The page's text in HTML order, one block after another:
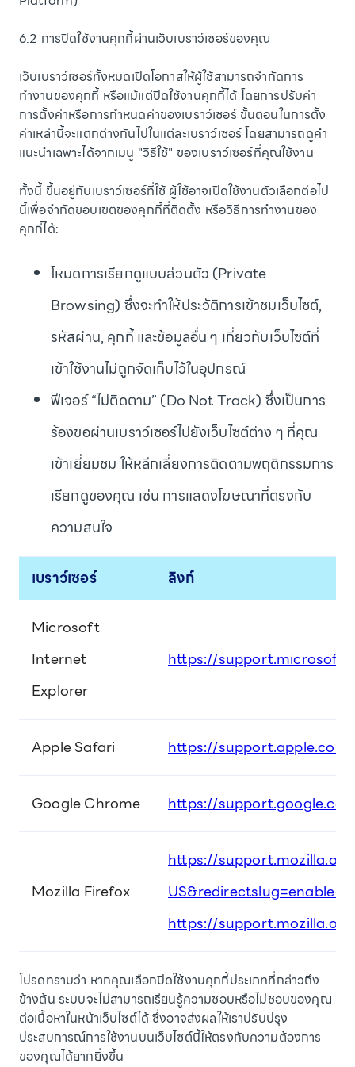
6.2 การปิดใช้งานคุกกี้ผ่านเว็บเบราว์เซอร์ของคุณ
เว็บเบราว์เซอร์ทั้งหมดเปิดโอกาสให้ผู้ใช้สามารถจำกัดการ
ทำงานของคุกกี้ หรือแม้แต่ปิดใช้งานคุกกี้ได้ โดยการปรับค่า
การตั้งค่าหรือการกำหนดค่าของเบราว์เซอร์ ขั้นตอนในการตั้ง
ค่าเหล่านี้จะแตกต่างกันไปในแต่ละเบราว์เซอร์ โดยสามารถดูคำ
แนะนำเฉพาะได้จากเมนู "วิธีใช้" ของเบราว์เซอร์ที่คุณใช้งาน
ทั้งนี้ ขึ้นอยู่กับเบราว์เซอร์ที่ใช้ ผู้ใช้อาจเปิดใช้งานตัวเลือกต่อไป
นี้เพื่อจำกัดขอบเขตของคุกกี้ที่ติดตั้ง หรือวิธีการทำงานของ
คุกกี้ได้:
โหมดการเรียกดูแบบส่วนตัว (Private
Browsing) ซึ่งจะทำให้ประวัติการเข้าชมเว็บไซต์,
รหัสผ่าน, คุกกี้ และข้อมูลอื่น ๆ เกี่ยวกับเว็บไซต์ที่
เข้าใช้งานไม่ถูกจัดเก็บไว้ในอุปกรณ์
ฟีเจอร์ “ไม่ติดตาม” (Do Not Track) ซึ่งเป็นการ
ร้องขอผ่านเบราว์เซอร์ไปยังเว็บไซต์ต่าง ๆ ที่คุณ
เข้าเยี่ยมชม ให้หลีกเลี่ยงการติดตามพฤติกรรมการ
เรียกดูของคุณ เช่น การแสดงโฆษณาที่ตรงกับ
ความสนใจ
เบราว์เซอร์ ลิงก์
Microsoft
Internet
Explorer
https://
Apple Safari https://
Google Chrome https://
Mozilla Firefox
https://
US&redirectslug=enable-
https://
โปรดทราบว่า หากคุณเลือกปิดใช้งานคุกกี้ประเภทที่กล่าวถึง
ข้างต้น ระบบจะไม่สามารถเรียนรู้ความชอบหรือไม่ชอบของคุณ
ต่อเนื้อหาในหน้าเว็บไซต์ได้ ซึ่งอาจส่งผลให้เราปรับปรุง
ประสบการณ์การใช้งานบนเว็บไซต์นี้ให้ตรงกับความต้องการ
ของคุณได้ยากยิ่งขึ้น